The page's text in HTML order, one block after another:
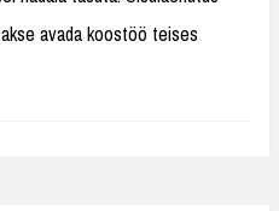
avada koostöö teises